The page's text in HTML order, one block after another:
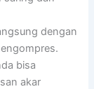
dengan
bisa
akar